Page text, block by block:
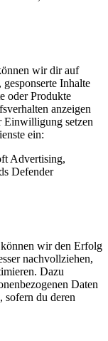
wir dir auf
Inhalte
oder Produkte
anzeigen
Einwilligung setzen
ein:
Advertising,
Defender
wir den Erfolg
nachvollziehen,
Dazu
Daten
sofern du deren